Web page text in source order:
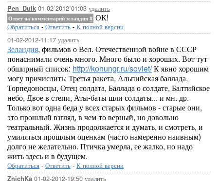
Pen_Duik 01-02-2012-01:03 удалить
Ответ на комментарий зеландия # ОК!
Обратиться - Ответить - К полной версии
01-02-2012-11:17 удалить
Зеландия, фильмов о Вел. Отечественной войне в СССР
понаснимали очень много. Много было и хороших. Вот тут
обширный список: http://konungr.ru/soviet/К явно хорошим
могу причислить: Третья ракета, Альпийская баллада,
Торпедоносцы, Отец солдата, Баллада о солдате, Балтийское
небо, Двое в степи, Аты-баты шли солдаты... и мн. др.
Только вот одна беда у всех старых фильмов - старые они,
это прошлый взгляд, в чем-то верный, но довольно
театральный. Жизнь продолжается и думать, и смотреть, и
умиляться прошлым оценкам (часто намеренно наивным)
долго не желательно. Птичка умерла, ее жалко, но надо
жить здесь и в будущем.
Обратиться - Ответить - К полной версии
ZnichKa 01-02-2012-19:50 удалить